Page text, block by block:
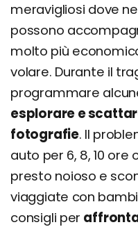
meravigliosi dove
possono
molto più
volare. Durante il
programmare
esplorare e
fotografie. Il
auto per 6, 8, 10 ore
presto noioso e
viaggiate con
consigli per